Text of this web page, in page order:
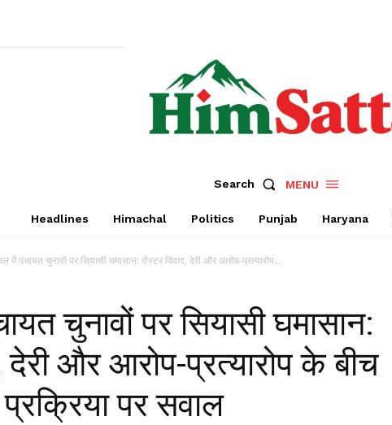
Search MENU
Headlines Himachal Politics Punjab Haryana
में पंचायत चुनावों पर सियासी घमासान: रोस्टर विवाद, देरी और आरोप-प्रत्यारोप...
चुनावों पर सियासी घमासान:
देरी और आरोप-प्रत्यारोप के बीच
पर सवाल